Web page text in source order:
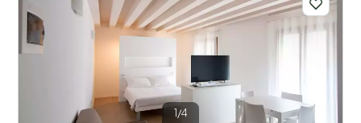
Filters opslaan
1/4